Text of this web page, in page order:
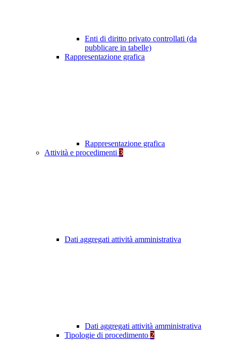
Enti di diritto privato controllati (da
pubblicare in tabelle)
Rappresentazione grafica
Rappresentazione grafica
Attività e procedimenti 3
Dati aggregati attività amministrativa
Dati aggregati attività amministrativa
Tipologie di procedimento 2